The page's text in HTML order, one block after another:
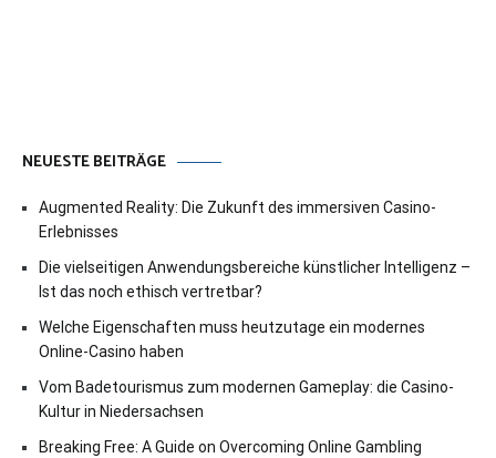
NEUESTE BEITRÄGE
Augmented Reality: Die Zukunft des immersiven Casino-
Erlebnisses
Die vielseitigen Anwendungsbereiche künstlicher Intelligenz –
Ist das noch ethisch vertretbar?
Welche Eigenschaften muss heutzutage ein modernes
Online-Casino haben
Vom Badetourismus zum modernen Gameplay: die Casino-
Kultur in Niedersachsen
Breaking Free: A Guide on Overcoming Online Gambling